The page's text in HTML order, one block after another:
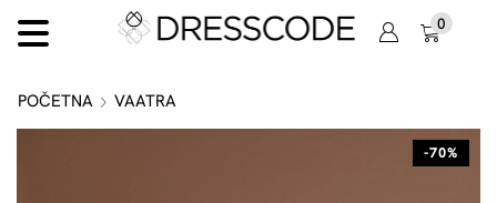
0
POČETNA VAATRA
-70%